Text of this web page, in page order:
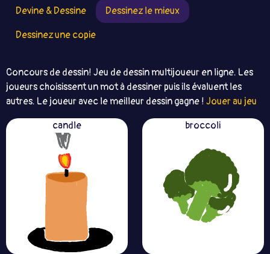
Devine & Dessine
Dessinez le mieux
Dessinez une copie
Concours de dessin! Jeu de dessin multijoueur en ligne. Les
joueurs choisissent un mot à dessiner puis ils évaluent les
autres. Le joueur avec le meilleur dessin gagne ! Jouer au jeu
candle
broccoli